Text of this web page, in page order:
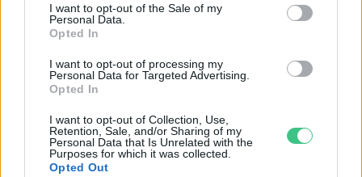
I want to opt-out of the Sale of my
Personal Data.
Opted In
I want to opt-out of processing my
Personal Data for Targeted Advertising.
Opted In
I want to opt-out of Collection, Use,
Retention, Sale, and/or Sharing of my
Personal Data that Is Unrelated with the
Purposes for which it was collected.
Opted Out
Magyarország tele van gyönyörű növényekkel, így arborétumokkal
is. A jó idő beköszöntével érdemes minél többet felkeresni.